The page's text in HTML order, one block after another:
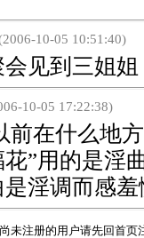
10-05 10:51:40)
到三姐姐
10-05 17:22:38)
什么地方
”用的是淫
淫调而感
未注册的用户请先回首页